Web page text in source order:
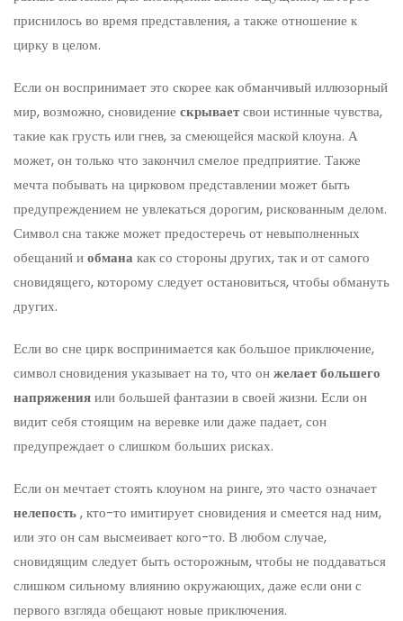
приснилось во время представления, а также отношение к
цирку в целом.
Если он воспринимает это скорее как обманчивый иллюзорный
мир, возможно, сновидение скрываетсвои истинные чувства,
такие как грусть или гнев, за смеющейся маской клоуна. А
может, он только что закончил смелое предприятие. Также
мечта побывать на цирковом представлении может быть
предупреждением не увлекаться дорогим, рискованным делом.
Символ сна также может предостеречь от невыполненных
обещаний иобмана как со стороны других, так и от самого
сновидящего, которому следует остановиться, чтобы обмануть
других.
Если во сне цирк воспринимается как большое приключение,
символ сновидения указывает на то, что онжелает большего
напряженияили большей фантазии в своей жизни. Если он
видит себя стоящим на веревке или даже падает, сон
предупреждает о слишком больших рисках.
Если он мечтает стоять клоуном на ринге, это часто означает
нелепость, кто-то имитирует сновидения и смеется над ним,
или это он сам высмеивает кого-то. В любом случае,
сновидящим следует быть осторожным, чтобы не поддаваться
слишком сильному влиянию окружающих, даже если они с
первого взгляда обещают новые приключения.